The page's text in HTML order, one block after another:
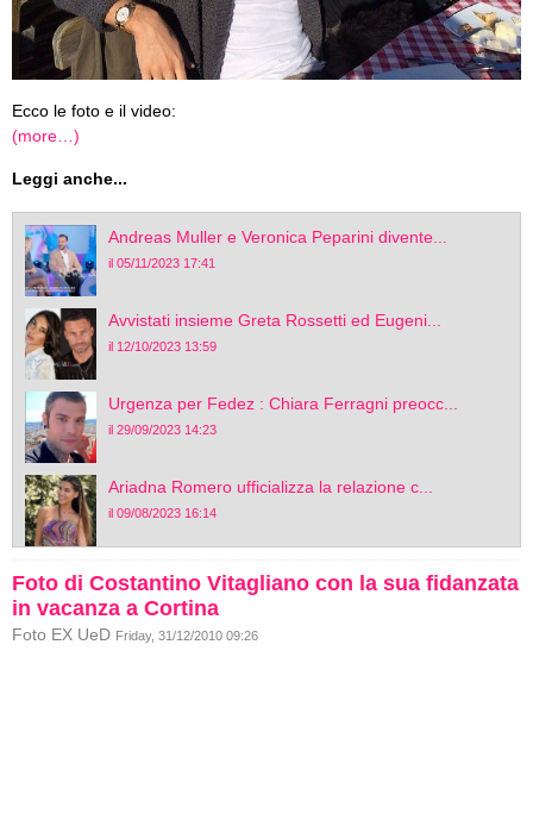
Ecco le foto e il video:
(more…)
Leggi anche...
Andreas Muller e Veronica Peparini divente...
il 05/11/2023 17:41
Avvistati insieme Greta Rossetti ed Eugeni...
il 12/10/2023 13:59
Urgenza per Fedez : Chiara Ferragni preocc...
il 29/09/2023 14:23
Ariadna Romero ufficializza la relazione c...
il 09/08/2023 16:14
Foto di Costantino Vitagliano con la sua fidanzata
in vacanza a Cortina
Foto EX UeD Friday, 31/12/2010 09:26